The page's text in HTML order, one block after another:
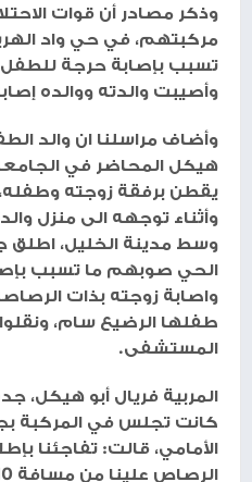
وذكر مصادر أن قوات
مركبتهم، في حي واد
تسبب بإصابة حرجة للطفل
وأصيبت والدته ووالده
وأضاف مراسلنا ان والد
هيكل المحاضر في
يقطن برفقة زوجته
وأثناء توجهه الى منزل
وسط مدينة الخليل، اطلق
الحي صوبهم ما تسبب
واصابة زوجته بذات
طفلها الرضيع سام،
المستشفى.
المربية فريال أبو هيكل،
كانت تجلس في المركبة
الأمامي، قالت: تفاجئنا